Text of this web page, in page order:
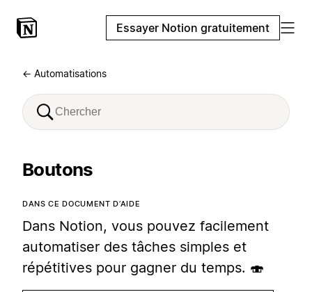
Essayer Notion gratuitement
← Automatisations
Boutons
DANS CE DOCUMENT D’AIDE
Dans Notion, vous pouvez facilement
automatiser des tâches simples et
répétitives pour gagner du temps. 🍣